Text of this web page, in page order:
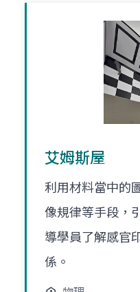
艾姆斯屋
利用材料當中的
像規律等手段，
導學員了解感官
係。